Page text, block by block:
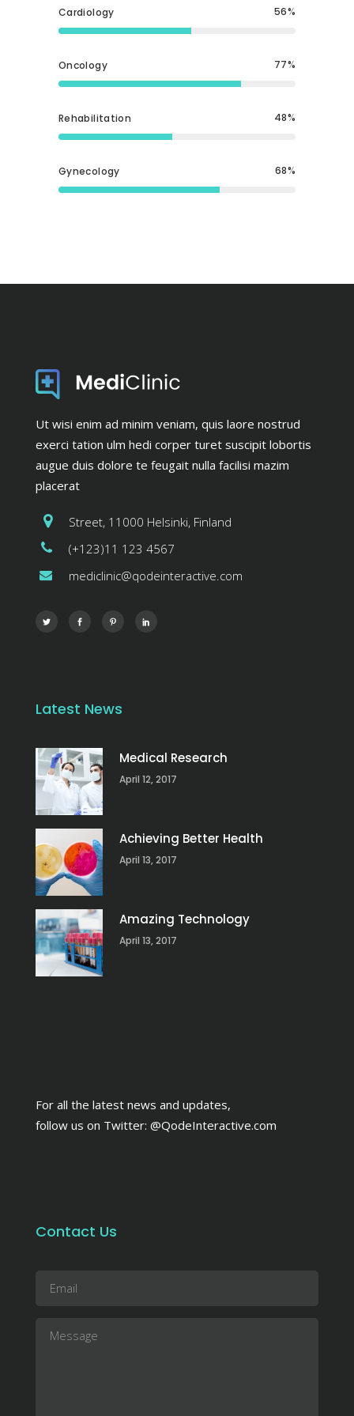
Cardiology 56
Oncology 77
Rehabilitation 48
Gynecology 68
Ut wisi enim ad minim veniam, quis laore nostrud
exerci tation ulm hedi corper turet suscipit lobortis
augue duis dolore te feugait nulla facilisi mazim
placerat
Street, 11000 Helsinki, Finland
(+123)11 123 4567
mediclinic@qodeinteractive.com
Latest News
Medical Research
April 12, 2017
Achieving Better Health
April 13, 2017
Amazing Technology
April 13, 2017
For all the latest news and updates,
follow us on Twitter: @QodeInteractive.com
Contact Us